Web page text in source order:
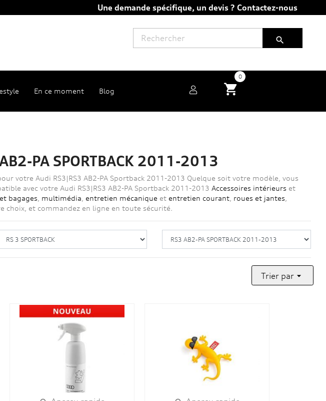
Une demande spécifique, un devis ? Contactez-nous

shopping_cart
0
En ce moment Blog
PA SPORTBACK 2011-2013
votre Audi RS3|RS3 AB2-PA Sportback 2011-2013 Quelque soit votre modèle, vous
avec votre Audi RS3|RS3 AB2-PA Sportback 2011-2013 Accessoires intérieurs et
bagages multimédia entretien mécanique et entretien courant, roues et jantes
choix, et commandez en ligne en toute sécurité.
Trier par 